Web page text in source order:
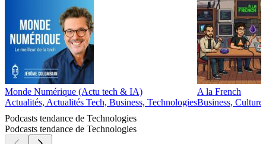
Monde Numérique (Actu tech & IA)
Actualités, Actualités Tech, Business, Technologies
A la French
Business, Culture
Podcasts tendance de Technologies
Podcasts tendance de Technologies